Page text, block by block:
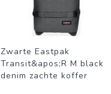
Zwarte Eastpak
Transit&apos;R M black
denim zachte koffer